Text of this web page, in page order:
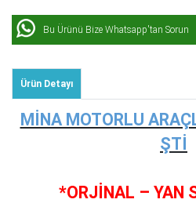
Bu Ürünü Bize Whatsapp'tan Sorun
Ürün Detayı
MİNA MOTORLU
ŞTİ
*ORJİNAL – YAN